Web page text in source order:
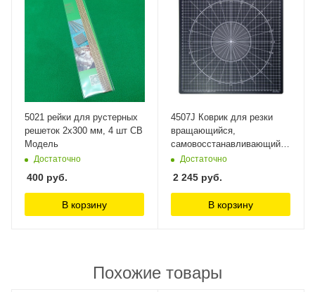
5021 рейки для рустерных
решеток 2х300 мм, 4 шт СВ
Модель
Достаточно
400 руб.
В корзину
4507J Коврик для резки
вращающийся,
самовосстанавливающийся
4-х слойный, 350 х 350 Jas
Достаточно
2 245 руб.
В корзину
Похожие товары